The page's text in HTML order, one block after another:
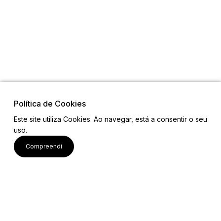
Política de Cookies
Este site utiliza Cookies. Ao navegar, está a consentir o seu
uso.
Compreendi
Links
Mapa do Site
Equipa